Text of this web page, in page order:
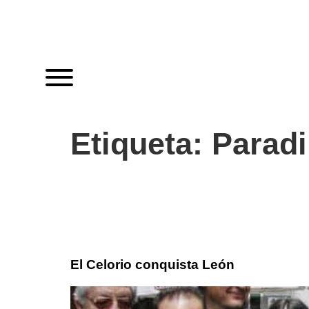
Etiqueta:
El Celorio conquista León